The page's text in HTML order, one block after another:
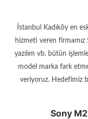
İstanbul Kadıköy en
hizmeti veren
yazılım vb. bütün
model marka fark
veriyoruz. Hedefimiz
Sony M2